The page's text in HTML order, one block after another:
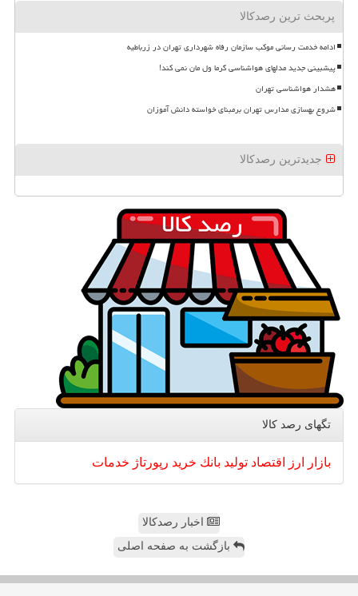
پربحث ترین رصدکالا
ادامه خدمت رسانی موکب سازمان رفاه شهرداری تهران در زرباطیه
پیشبینی جدید مدلهای هواشناسی گرما ول مان نمی کند!
هشدار هواشناسی تهران
شروع بهسازی مدارس تهران برمبنای خواسته دانش آموزان
جدیدترین رصدکالا
تگهای رصد كالا
بازار ارز اقتصاد تولید بانك خرید رپورتاژ خدمات
اخبار رصدکالا
بازگشت به صفحه اصلی